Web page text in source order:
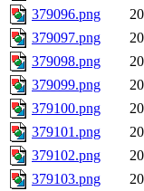
379096.png
379097.png
379098.png
379099.png
379100.png
379101.png
379102.png
379103.png